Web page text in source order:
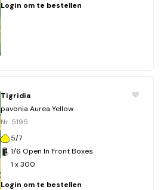
Login om te bestellen
Tigridia
pavonia Aurea Yellow
Nr. 5195
5/7
1/6 Open In Front Boxes
1 x 300
Login om te bestellen